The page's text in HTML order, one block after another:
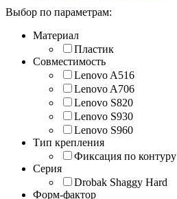
Выбор по параметрам:
Материал
Пластик
Совместимость
Lenovo A516
Lenovo A706
Lenovo S820
Lenovo S930
Lenovo S960
Тип крепления
Фиксация по контуру
Серия
Drobak Shaggy Hard
Форм-фактор